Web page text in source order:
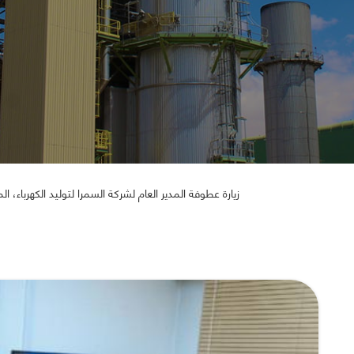
زيارة عطوفة المدير العام لشركة السمرا لتوليد